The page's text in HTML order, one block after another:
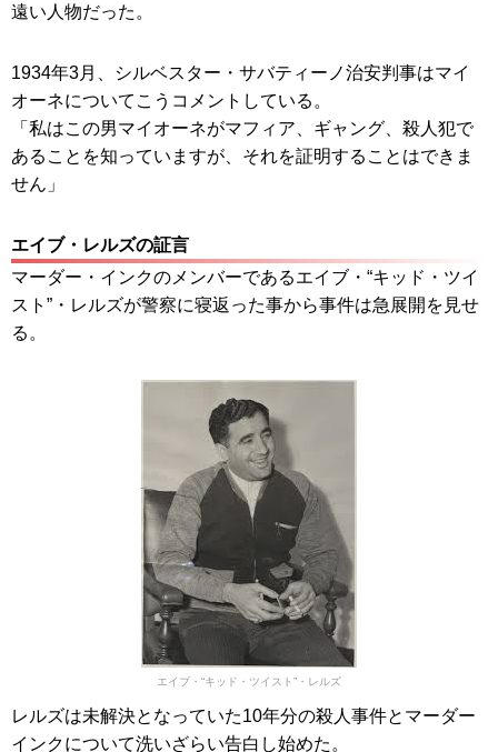
遠い人物だった。
1934年3月、シルベスター・サバティーノ治安判事はマイ
オーネについてこうコメントしている。
「私はこの男マイオーネがマフィア、ギャング、殺人犯で
あることを知っていますが、それを証明することはできま
せん」
エイブ・レルズの証言
マーダー・インクのメンバーであるエイブ・“キッド・ツイ
スト”・レルズが警察に寝返った事から事件は急展開を見せ
る。
エイブ・“キッド・ツイスト”・レルズ
レルズは未解決となっていた10年分の殺人事件とマーダー
インクについて洗いざらい告白し始めた。